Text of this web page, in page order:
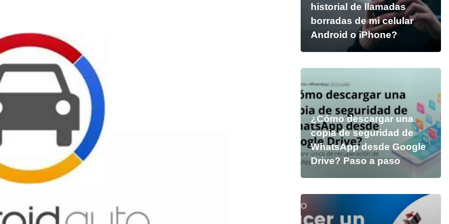
historial de llamadas
borradas de mi celular
Android o iPhone?
¿Cómo descargar una
copia de seguridad de
WhatsApp desde Google
Drive? Paso a paso